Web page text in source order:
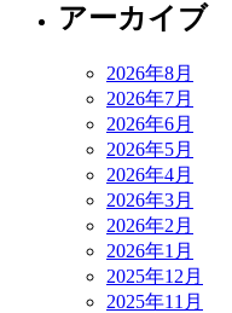
アーカイブ
2026年8月
2026年7月
2026年6月
2026年5月
2026年4月
2026年3月
2026年2月
2026年1月
2025年12月
2025年11月